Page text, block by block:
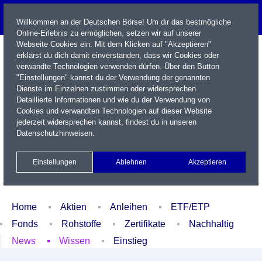
Name / WKN / ISIN / Kürzel
Xetra Realtime
Watchlist Portfolio Login
Home Aktien Anleihen
ETF/ETP
Fonds
Rohstoffe Zertifikate
Nachhaltig
News
Wissen Einstieg
Willkommen an der Deutschen Börse! Um dir das bestmögliche
Online-Erlebnis zu ermöglichen, setzen wir auf unserer
Webseite Cookies ein. Mit dem Klicken auf "Akzeptieren"
erklärst du dich damit einverstanden, dass wir Cookies oder
verwandte Technologien verwenden dürfen. Über den Button
"Einstellungen" kannst du der Verwendung der genannten
Dienste im Einzelnen zustimmen oder widersprechen.
Detaillierte Informationen und wie du der Verwendung von
Cookies und verwandten Technologien auf dieser Website
jederzeit widersprechen kannst, findest du in unseren
Datenschutzhinweisen.
Einstellungen Ablehnen Akzeptieren